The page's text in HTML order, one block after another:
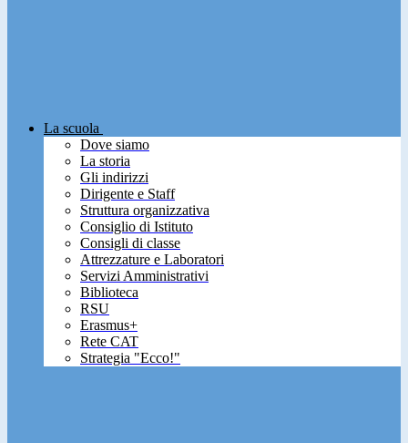
La scuola
Dove siamo
La storia
Gli indirizzi
Dirigente e Staff
Struttura organizzativa
Consiglio di Istituto
Consigli di classe
Attrezzature e Laboratori
Servizi Amministrativi
Biblioteca
RSU
Erasmus+
Rete CAT
Strategia "Ecco!"